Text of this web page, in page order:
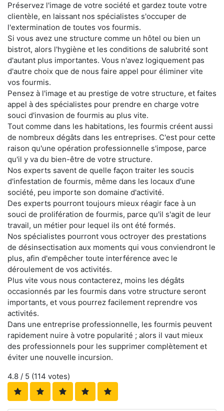
Préservez l'image de votre société et gardez toute votre
clientèle, en laissant nos spécialistes s'occuper de
l'extermination de toutes vos fourmis.
Si vous avez une structure comme un hôtel ou bien un
bistrot, alors l'hygiène et les conditions de salubrité sont
d'autant plus importantes. Vous n'avez logiquement pas
d'autre choix que de nous faire appel pour éliminer vite
vos fourmis.
Pensez à l'image et au prestige de votre structure, et faites
appel à des spécialistes pour prendre en charge votre
souci d'invasion de fourmis au plus vite.
Tout comme dans les habitations, les fourmis créent aussi
de nombreux dégâts dans les entreprises. C'est pour cette
raison qu'une opération professionnelle s'impose, parce
qu'il y va du bien-être de votre structure.
Nos experts savent de quelle façon traiter les soucis
d'infestation de fourmis, même dans les locaux d'une
société, peu importe son domaine d'activité.
Des experts pourront toujours mieux réagir face à un
souci de prolifération de fourmis, parce qu'il s'agit de leur
travail, un métier pour lequel ils ont été formés.
Nos spécialistes pourront vous octroyer des prestations
de désinsectisation aux moments qui vous conviendront le
plus, afin d'empêcher toute interférence avec le
déroulement de vos activités.
Plus vite vous nous contacterez, moins les dégâts
occasionnés par les fourmis dans votre structure seront
importants, et vous pourrez facilement reprendre vos
activités.
Dans une entreprise professionnelle, les fourmis peuvent
rapidement nuire à votre popularité ; alors il vaut mieux
des professionnels pour les supprimer complètement et
éviter une nouvelle incursion.
4.8 / 5 (114 votes)